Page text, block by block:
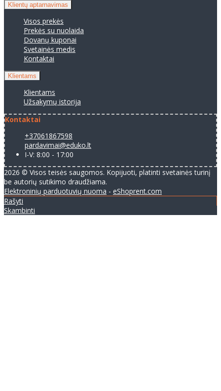
Klientų aptarnavimas
Visos prekės
Prekės su nuolaida
Dovanų kuponai
Svetainės medis
Kontaktai
Klientams
Klientams
Užsakymų istorija
Kontaktai
+37061867598
pardavimai@eduko.lt
I-V: 8:00 - 17:00
2026 © Visos teisės saugomos. Kopijuoti, platinti svetainės turinį
be autorių sutikimo draudžiama.
Elektroninių parduotuvių nuoma - eShoprent.com
Rašyti
Skambinti